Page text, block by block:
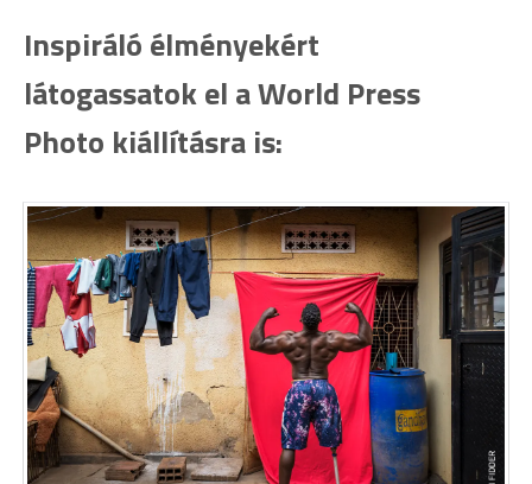
Inspiráló élményekért
látogassatok el a World Press
Photo kiállításra is: